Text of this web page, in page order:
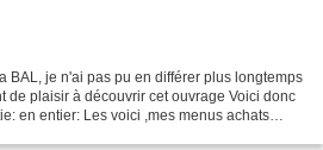
BAL, je n'ai pas pu en différer plus longtemps
de plaisir à découvrir cet ouvrage Voici donc
en entier: Les voici ,mes menus achats